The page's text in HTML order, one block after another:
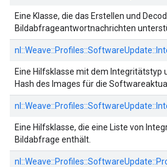
Eine Klasse, die das Erstellen und
Bildabfrageantwortnachrichten
nl::Weave::Profiles::SoftwareUpdate::
Eine Hilfsklasse mit dem Integritätstyp
Hash des Images für die
nl::Weave::Profiles::SoftwareUpdate::
Eine Hilfsklasse, die eine Liste von
Bildabfrage enthält.
nl::Weave::Profiles::SoftwareUpdate::